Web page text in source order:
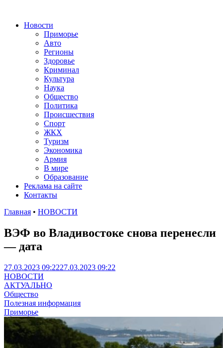
Новости
Приморье
Авто
Регионы
Здоровье
Криминал
Культура
Наука
Общество
Политика
Происшествия
Спорт
ЖКХ
Туризм
Экономика
Армия
В мире
Образование
Реклама на сайте
Контакты
Главная • НОВОСТИ
ВЭФ во Владивостоке снова перенесли
— дата
27.03.2023 09:2227.03.2023 09:22
НОВОСТИ
АКТУАЛЬНО
Общество
Полезная информация
Приморье